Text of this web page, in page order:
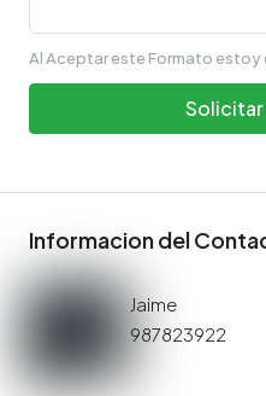
Al Aceptar este Formato estoy
Solicitar
Informacion del
Jaime
987823922